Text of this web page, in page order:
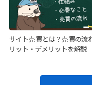
サイト売買とは？売買の流
リット・デメリットを解説